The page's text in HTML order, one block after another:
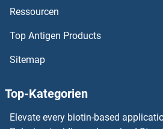
ABCG8 Antikörper
Ressourcen
Top Antigen Products
Sitemap
Top-Kategorien
Elevate every biotin-based